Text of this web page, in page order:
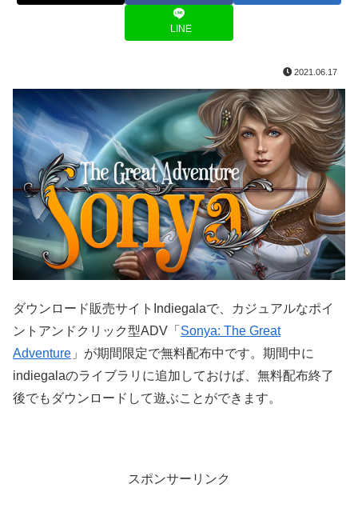
LINE
2021.06.17
ダウンロード販売サイトIndiegalaで、カジュアルなポイ
ントアンドクリック型ADV「 Sonya: The Great
Adventure 」が期間限定で無料配布中です。期間中に
indiegalaのライブラリに追加しておけば、無料配布終了
後でもダウンロードして遊ぶことができます。
スポンサーリンク